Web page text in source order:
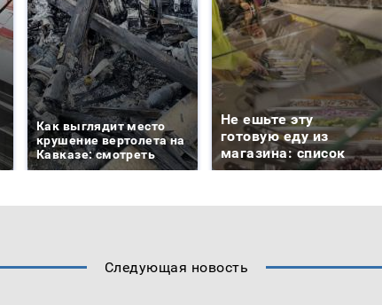
Как выглядит место
крушение вертолета на
Кавказе: смотреть
Не ешьте эту
готовую еду из
магазина: список
Следующая новость